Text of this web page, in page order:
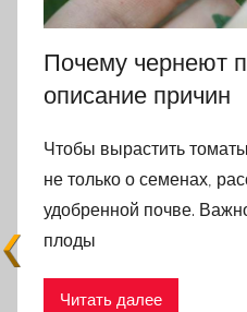
Почему чернеют
описание причин
Чтобы вырастить
не только о семенах,
удобренной почве.
плоды
Читать далее